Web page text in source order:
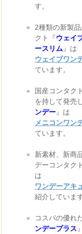
す。
2種類の新製
クト『ウェイ
ースリム 』は
ウェイブワン
ています。
国産コンタク
を持して発売
ンデー』は
メニコンワン
ています。
新素材、新商
デーコンタク
は
ワンデーアキ
紹介しています
コスパの優れ
ンデープラス